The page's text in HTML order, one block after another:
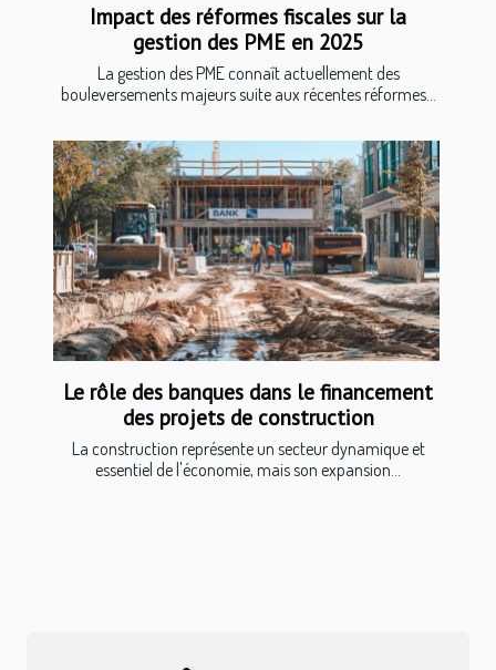
Impact des réformes fiscales sur la
gestion des PME en 2025
La gestion des PME connaît actuellement des
bouleversements majeurs suite aux récentes réformes...
Le rôle des banques dans le financement
des projets de construction
La construction représente un secteur dynamique et
essentiel de l'économie, mais son expansion...